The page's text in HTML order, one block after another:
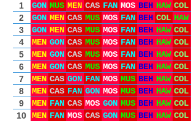
1 GON MUS MEN CAS FAN MOS BEH HAW COL
2
GON MEN CAS MUS MOS FAN BEH COL HAW
3
GON MEN CAS MUS MOS FAN BEH HAW COL
4
MEN GON CAS MUS MOS FAN BEH HAW COL
5
MEN GON CAS MUS MOS FAN BEH HAW COL
6
MEN GON CAS MUS MOS FAN BEH HAW COL
7
MEN CAS GON FAN MOS MUS BEH HAW COL
8
MEN CAS FAN GON MOS MUS BEH HAW COL
9
MEN FAN CAS MOS GON MUS BEH HAW COL
10 MEN FAN MOS CAS GON MUS BEH HAW COL